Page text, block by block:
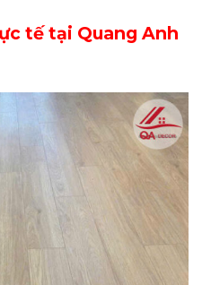
tế tại Quang Anh